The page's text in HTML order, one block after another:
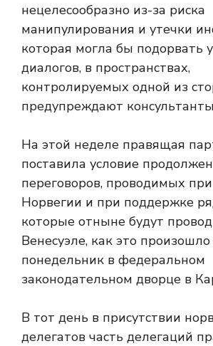
нецелесообразно из-за риска
манипулирования и утечки
которая могла бы подорвать
диалогов, в пространствах,
контролируемых одной из
предупреждают
На этой неделе правящая
поставила условие
переговоров, проводимых
Норвегии и при поддержке
которые отныне будут
Венесуэле, как это произошло
понедельник в федеральном
законодательном дворце в
В тот день в присутствии
делегатов часть делегаций